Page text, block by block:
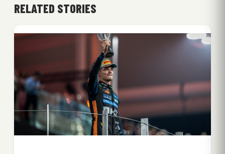
RELATED STORIES